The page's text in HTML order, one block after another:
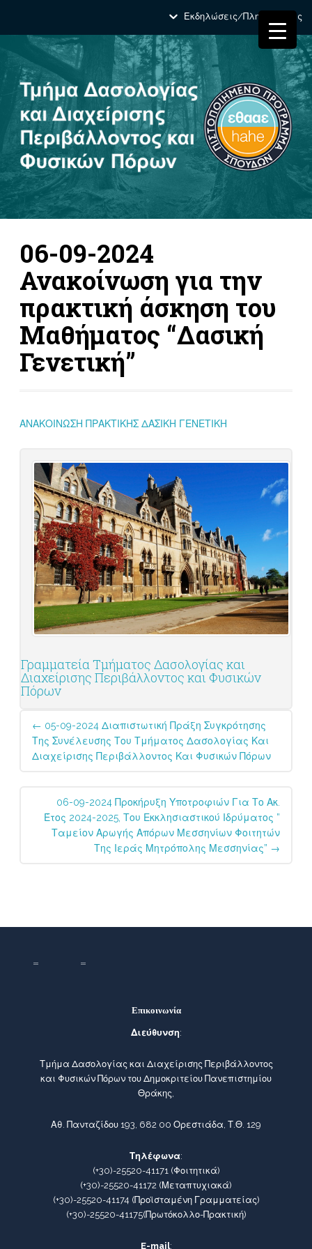
Εκδηλώσεις/Πληροφορίες
06-09-2024
Ανακοίνωση για την
πρακτική άσκηση του
Μαθήματος “Δασική
Γενετική”
ΑΝΑΚΟΙΝΩΣΗ ΠΡΑΚΤΙΚΗΣ ΔΑΣΙΚΗ ΓΕΝΕΤΙΚΗ
Γραμματεία Τμήματος Δασολογίας και
Διαχείρισης Περιβάλλοντος και Φυσικών
Πόρων
Post
navigation
← 05-09-2024 Διαπιστωτική Πράξη Συγκρότησης
Της Συνέλευσης Του Τμήματος Δασολογίας Και
Διαχείρισης Περιβάλλοντος Και Φυσικών Πόρων
06-09-2024 Προκήρυξη Υποτροφιών Για Το Ακ.
Έτος 2024-2025, Του Εκκλησιαστικού Ιδρύματος ”
Ταμείον Αρωγής Απόρων Μεσσηνίων Φοιτητών
Της Ιεράς Μητρόπολης Μεσσηνίας” →
Επικοινωνία
Διεύθυνση:
Τμήμα Δασολογίας και Διαχείρισης Περιβάλλοντος
και Φυσικών Πόρων του Δημοκριτείου Πανεπιστημίου
Θράκης,
Αθ. Πανταζίδου 193, 682 00 Ορεστιάδα, Τ.Θ. 129
Τηλέφωνα:
(+30)-25520-41171(Φοιτητικά)
(+30)-25520-41172 (Μεταπτυχιακά)
(+30)-25520-41174 (Προϊσταμένη Γραμματείας)
(+30)-25520-41175(Πρωτόκολλο-Πρακτική)
E-mail: